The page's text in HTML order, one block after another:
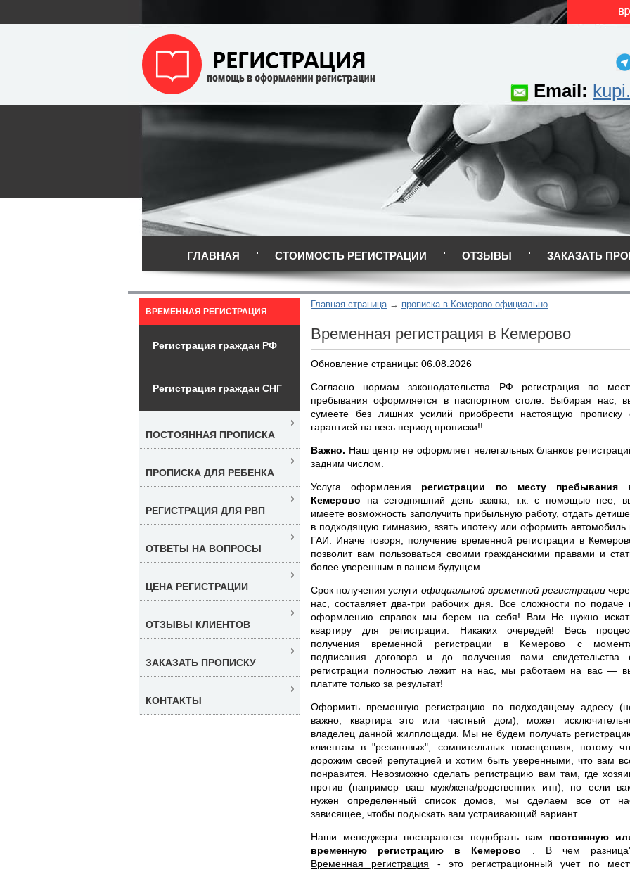
Email:
ГЛАВНАЯ СТОИМОСТЬ РЕГИСТРАЦИИ ОТЗЫВЫ ЗАКАЗАТЬ
Главная страница прописка в Кемерово официально
Временная регистрация в Кемерово
Обновление страницы: 06.08.2026
Согласно нормам законодательства РФ регистрация по
пребывания оформляется в паспортном столе. Выбирая нас,
сумеете без лишних усилий приобрести настоящую прописку
гарантией на весь период прописки!!
Важно. Наш центр не оформляет нелегальных бланков
задним числом.
Услуга оформления регистрации по месту пребывания
Кемерово на сегодняшний день важна, т.к. с помощью нее,
имеете возможность заполучить прибыльную работу, отдать
в подходящую гимназию, взять ипотеку или оформить автомобиль
ГАИ. Иначе говоря, получение временной регистрации в
позволит вам пользоваться своими гражданскими правами и
более уверенным в вашем будущем.
Срок получения услуги официальной временной регистрации
нас, составляет два-три рабочих дня. Все сложности по подаче
оформлению справок мы берем на себя! Вам Не нужно
квартиру для регистрации. Никаких очередей! Весь
получения временной регистрации в Кемерово с
подписания договора и до получения вами свидетельства
регистрации полностью лежит на нас, мы работаем на вас —
платите только за результат!
Оформить временную регистрацию по подходящему адресу
важно, квартира это или частный дом), может
владелец данной жилплощади. Мы не будем получать
клиентам в "резиновых", сомнительных помещениях, потому
дорожим своей репутацией и хотим быть уверенными, что вам
понравится. Невозможно сделать регистрацию вам там, где
против (например ваш муж/жена/родственник итп), но если
нужен определенный список домов, мы сделаем все от
зависящее, чтобы подыскать вам устраивающий вариант.
Наши менеджеры постараются подобрать вам постоянную
временную регистрацию в Кемерово
. В чем
Временная регистрация - это регистрационный учет по
ВРЕМЕННАЯ РЕГИСТРАЦИЯ
Регистрация граждан РФ
Регистрация граждан СНГ
ПОСТОЯННАЯ ПРОПИСКА
ПРОПИСКА ДЛЯ РЕБЕНКА
РЕГИСТРАЦИЯ ДЛЯ РВП
ОТВЕТЫ НА ВОПРОСЫ
ЦЕНА РЕГИСТРАЦИИ
ОТЗЫВЫ КЛИЕНТОВ
ЗАКАЗАТЬ ПРОПИСКУ
КОНТАКТЫ